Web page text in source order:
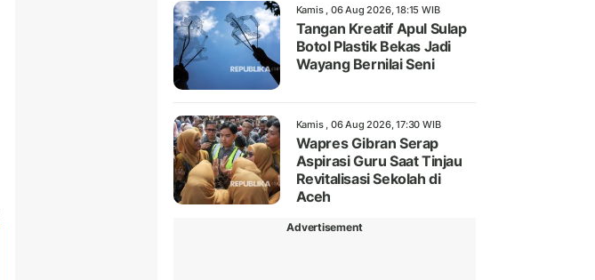
Kamis , 06 Aug 2026, 18:15 WIB
Tangan Kreatif Apul Sulap
Botol Plastik Bekas Jadi
Wayang Bernilai Seni
Kamis , 06 Aug 2026, 17:30 WIB
Wapres Gibran Serap
Aspirasi Guru Saat Tinjau
Revitalisasi Sekolah di
Aceh
Advertisement